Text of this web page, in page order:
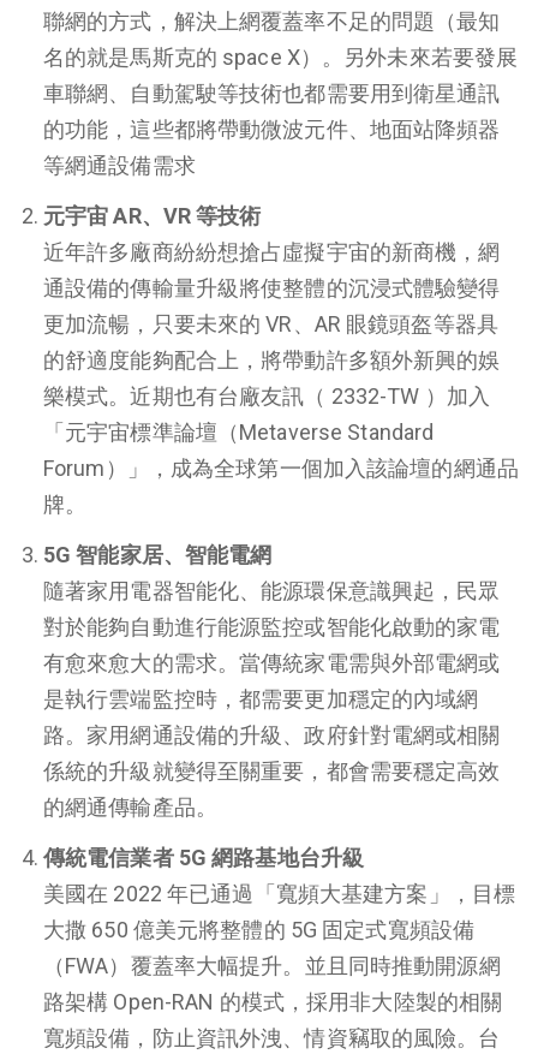
聯網的方式，解決上網覆蓋率不足的問題（最知
名的就是馬斯克的 space X）。另外未來若要發展
車聯網、自動駕駛等技術也都需要用到衛星通訊
的功能，這些都將帶動微波元件、地面站降頻器
等網通設備需求
元宇宙 AR、VR 等技術
近年許多廠商紛紛想搶占虛擬宇宙的新商機，網
通設備的傳輸量升級將使整體的沉浸式體驗變得
更加流暢，只要未來的 VR、AR 眼鏡頭盔等器具
的舒適度能夠配合上，將帶動許多額外新興的娛
樂模式。近期也有台廠友訊（ 2332-TW ）加入
「元宇宙標準論壇（Metaverse Standard
Forum）」，成為全球第一個加入該論壇的網通品
牌。
5G 智能家居、智能電網
隨著家用電器智能化、能源環保意識興起，民眾
對於能夠自動進行能源監控或智能化啟動的家電
有愈來愈大的需求。當傳統家電需與外部電網或
是執行雲端監控時，都需要更加穩定的內域網
路。家用網通設備的升級、政府針對電網或相關
係統的升級就變得至關重要，都會需要穩定高效
的網通傳輸產品。
傳統電信業者 5G 網路基地台升級
美國在 2022 年已通過「寬頻大基建方案」，目標
大撒 650 億美元將整體的 5G 固定式寬頻設備
（FWA）覆蓋率大幅提升。並且同時推動開源網
路架構 Open-RAN 的模式，採用非大陸製的相關
寬頻設備，防止資訊外洩、情資竊取的風險。台